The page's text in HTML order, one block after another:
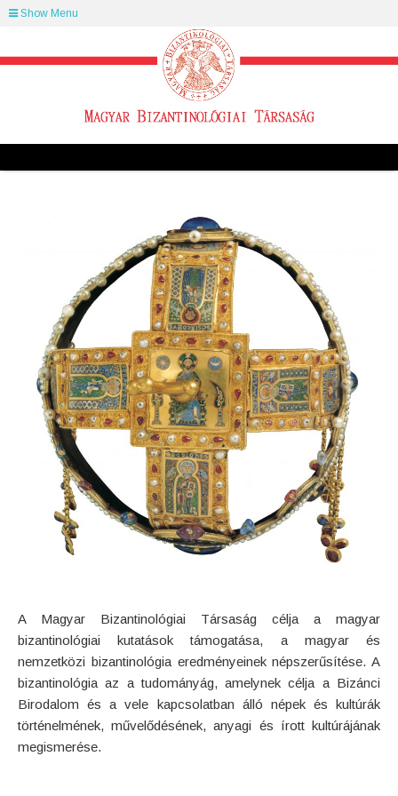
Show Menu
A Magyar Bizantinológiai Társaság célja a magyar
bizantinológiai kutatások támogatása, a magyar és
nemzetközi bizantinológia eredményeinek népszerűsítése. A
bizantinológia az a tudományág, amelynek célja a Bizánci
Birodalom és a vele kapcsolatban álló népek és kultúrák
történelmének, művelődésének, anyagi és írott kultúrájának
megismerése.